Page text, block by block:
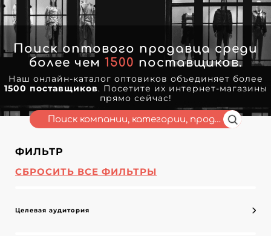
Поиск оптового продавца среди
более чем 1500 поставщиков.
Наш онлайн-каталог оптовиков объединяет более
1500 поставщиков. Посетите их интернет-магазины
прямо сейчас!
ФИЛЬТР
СБРОСИТЬ ВСЕ ФИЛЬТРЫ
Целевая аудитория